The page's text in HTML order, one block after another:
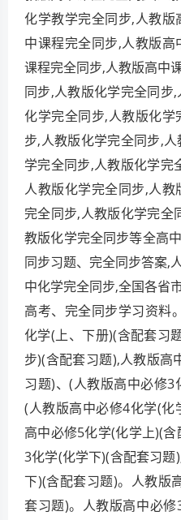
化学教学完全同步,人教
中课程完全同步,人教版
课程完全同步,人教版高中
同步,人教版化学完全同步
化学完全同步,人教版化
步,人教版化学完全同步,
学完全同步,人教版化学完
人教版化学完全同步,人
完全同步,人教版化学完全
教版化学完全同步等全高
同步习题、完全同步答案,
中化学完全同步,全国各省
高考、完全同步学习资料
化学(上、下册)(含配套习
步)(含配套习题),人教版高
习题)、(人教版高中必修3
(人教版高中必修4化学(化
高中必修5化学(化学上)(
3化学(化学下)(含配套习
下)(含配套习题)。人教版
套习题)。人教版高中必